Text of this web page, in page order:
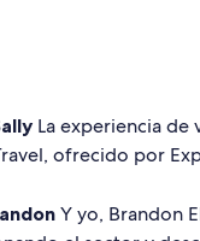
La experiencia de
ofrecido por
Y yo, Brandon